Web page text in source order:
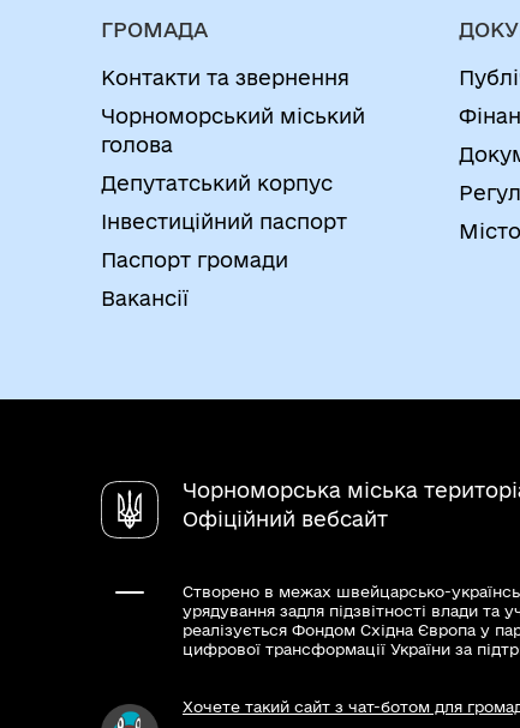
ГРОМАДА
Контакти та звернення
Чорноморський міський
голова
Депутатський корпус
Інвестиційний паспорт
Паспорт громади
Вакансії
Чорноморська міська
Офіційний вебсайт
Створено в межах швейцарсько-
урядування задля підзвітності влади та
реалізується Фондом Східна Європа у
цифрової трансформації України за
Хочете такий сайт з чат-ботом для